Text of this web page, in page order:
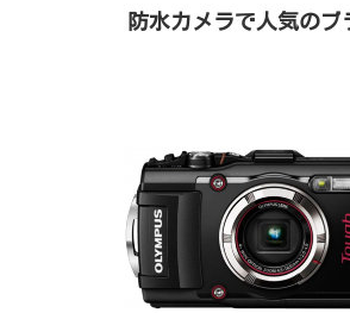
防水カメラで人気のブ